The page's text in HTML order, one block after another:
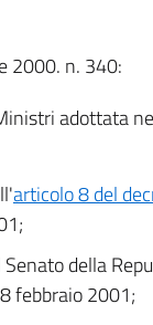
2000. n. 340:
adottata
articolo 8 del
della
febbraio 2001;